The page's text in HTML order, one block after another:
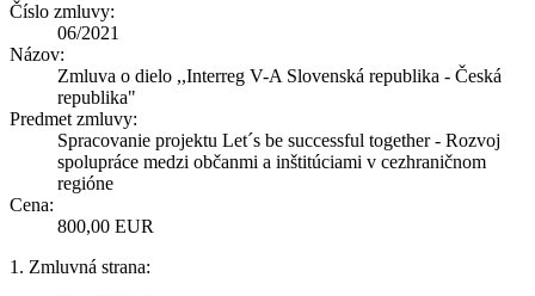
Číslo zmluvy:
06/2021
Názov:
Zmluva o dielo ,,Interreg V-A Slovenská republika - Česká
republika"
Predmet zmluvy:
Spracovanie projektu Let´s be successful together - Rozvoj
spolupráce medzi občanmi a inštitúciami v cezhraničnom
regióne
Cena:
800,00 EUR
1. Zmluvná strana: